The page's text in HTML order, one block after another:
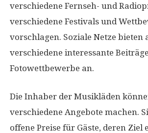
verschiedene Fernseh- und
verschiedene Festivals und
vorschlagen. Soziale Netze bieten
verschiedene interessante
Fotowettbewerbe an.
Die Inhaber der Musikläden
verschiedene Angebote machen.
offene Preise für Gäste, deren Ziel